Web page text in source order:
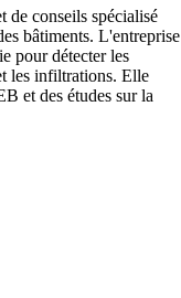
de conseils spécialisé
bâtiments. L'entreprise
pour détecter les
les infiltrations. Elle
et des études sur la